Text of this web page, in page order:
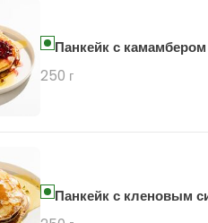
Панкейк с
250 г
Панкейк с кленовым